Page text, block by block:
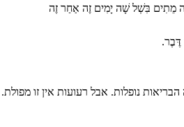
מֵתִים בִּשְׁל שָׁה יָמִים זֶה אַחַר זֶה
דֶּבֶר.
נופלות. אבל רעועות אין זו מפולת.